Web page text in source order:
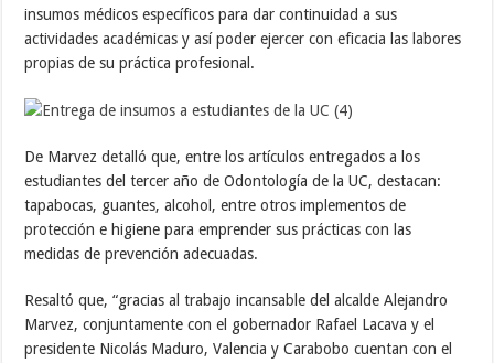
insumos médicos específicos para dar continuidad a sus
actividades académicas y así poder ejercer con eficacia las labores
propias de su práctica profesional.
De Marvez detalló que, entre los artículos entregados a los
estudiantes del tercer año de Odontología de la UC, destacan:
tapabocas, guantes, alcohol, entre otros implementos de
protección e higiene para emprender sus prácticas con las
medidas de prevención adecuadas.
Resaltó que, “gracias al trabajo incansable del alcalde Alejandro
Marvez, conjuntamente con el gobernador Rafael Lacava y el
presidente Nicolás Maduro, Valencia y Carabobo cuentan con el